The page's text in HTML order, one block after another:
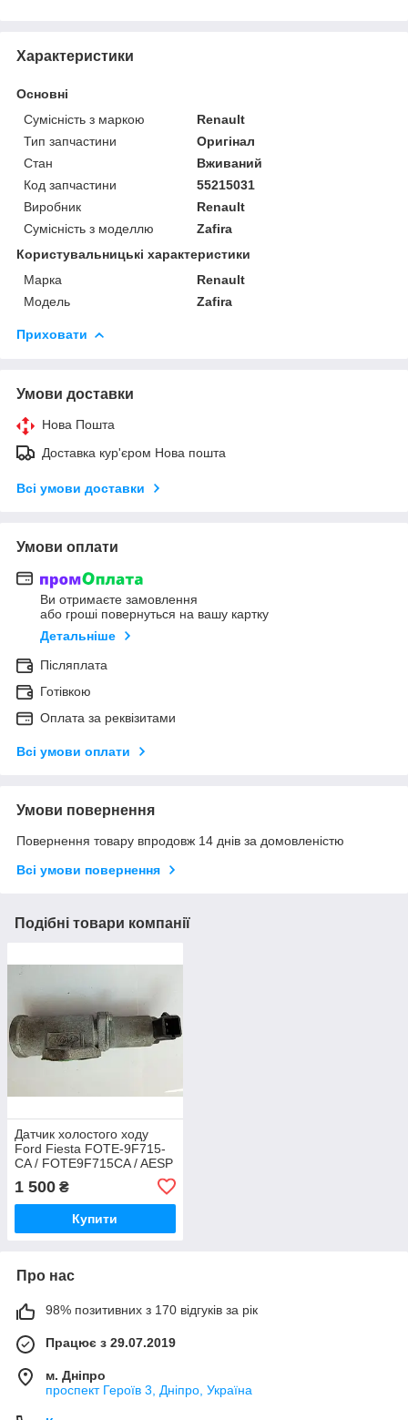
Характеристики
Основні
Сумісність з маркою
Renault
Тип запчастини
Оригінал
Стан
Вживаний
Код запчастини
55215031
Виробник
Renault
Сумісність з моделлю
Zafira
Користувальницькі характеристики
Марка
Renault
Модель
Zafira
Приховати
Умови доставки
Нова Пошта
Доставка кур'єром Нова пошта
Всі умови доставки
Умови оплати
Ви отримаєте замовлення
або гроші повернуться на вашу картку
Детальніше
Післяплата
Готівкою
Оплата за реквізитами
Всі умови оплати
Умови повернення
Повернення товару впродовж 14 днів за домовленістю
Всі умови повернення
Подібні товари компанії
Датчик холостого ходу
Ford Fiesta FOTE-9F715-
CA / FOTE9F715CA / AESP
5G05
1 500 ₴
Купити
Про нас
98% позитивних з 170 відгуків за рік
Працює з 29.07.2019
м. Дніпро
проспект Героїв 3, Дніпро, Україна